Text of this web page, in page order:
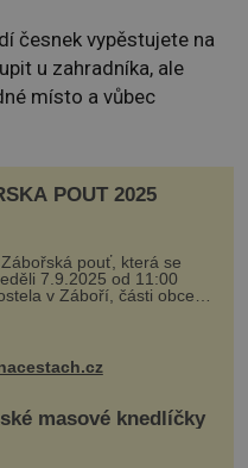
česnek vypěstujete na
u zahradníka, ale
místo a vůbec
POUŤ 2025
pouť, která se
7.9.2025 od 11:00
v Záboří, části obce
V programu naleznete
prohlídku kostela,
masové knedlíčky